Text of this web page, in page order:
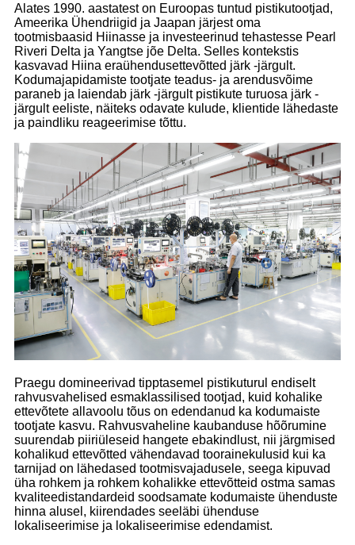
Alates 1990. aastatest on Euroopas tuntud pistikutootjad,
Ameerika Ühendriigid ja Jaapan järjest oma
tootmisbaasid Hiinasse ja investeerinud tehastesse Pearl
Riveri Delta ja Yangtse jõe Delta. Selles kontekstis
kasvavad Hiina eraühendusettevõtted järk -järgult.
Kodumajapidamiste tootjate teadus- ja arendusvõime
paraneb ja laiendab järk -järgult pistikute turuosa järk -
järgult eeliste, näiteks odavate kulude, klientide lähedaste
ja paindliku reageerimise tõttu.
Praegu domineerivad tipptasemel pistikuturul endiselt
rahvusvahelised esmaklassilised tootjad, kuid kohalike
ettevõtete allavoolu tõus on edendanud ka kodumaiste
tootjate kasvu. Rahvusvaheline kaubanduse hõõrumine
suurendab piiriüleseid hangete ebakindlust, nii järgmised
kohalikud ettevõtted vähendavad toorainekulusid kui ka
tarnijad on lähedased tootmisvajadusele, seega kipuvad
üha rohkem ja rohkem kohalikke ettevõtteid ostma samas
kvaliteedistandardeid soodsamate kodumaiste ühenduste
hinna alusel, kiirendades seeläbi ühenduse
lokaliseerimise ja lokaliseerimise edendamist.